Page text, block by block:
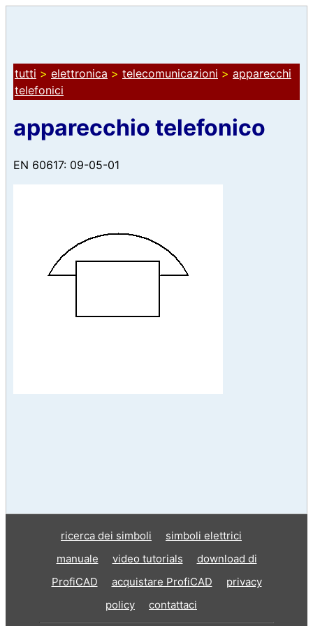
tutti > elettronica > telecomunicazioni > apparecchi
telefonici
apparecchio telefonico
EN 60617: 09-05-01
ricerca dei simboli
simboli elettrici
manuale
video tutorials
download di
ProfiCAD
acquistare ProfiCAD
privacy
policy
contattaci